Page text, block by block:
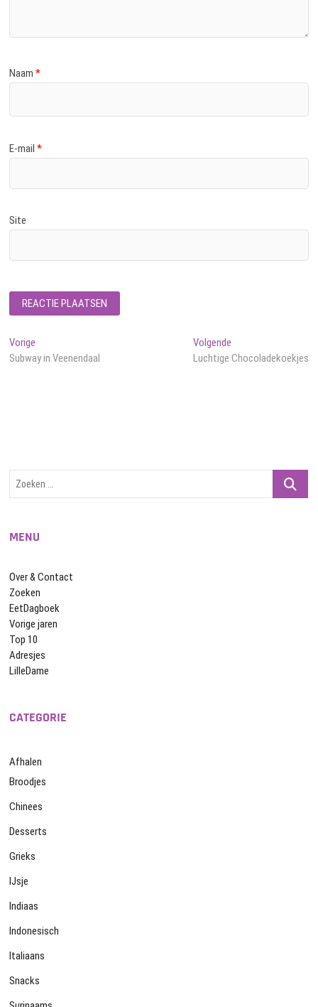
Naam*
E-mail*
Site
Bericht
navigatie
Vorige
bericht:
Subway in Veenendaal
VolgendeVolgend
bericht:
Luchtige Chocoladekoekjes
Zoeken
MENU
Over & Contact
Zoeken
EetDagboek
Vorige jaren
Top 10
Adresjes
LilleDame
CATEGORIE
Afhalen
Broodjes
Chinees
Desserts
Grieks
IJsje
Indiaas
Indonesisch
Italiaans
Snacks